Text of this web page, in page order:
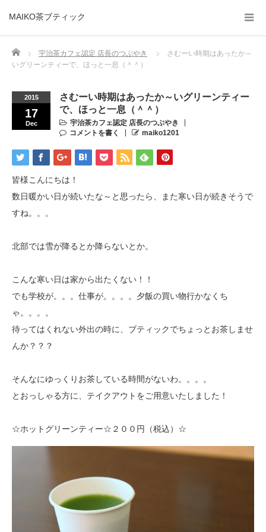
MAIKO茶ブティック
Home 宇治茶カフェ認定 店長のつぶやき
さむーい時期はあったか～
いグリーンティーで、ほっと一息（＾＾）
2015
17
Dec
さむーい時期はあったか～いグリーンティー
で、ほっと一息（＾＾）
宇治茶カフェ認定 店長のつぶやき
コメントを書く
maiko1201
皆様こんにちは！
数日暖かい日が続いたな～と思ったら、また寒い日が続きそうで
すね。。。
北部では雪が降るとか降らないとか。
こんな寒い日は家から出たくない！！
でも学校が。。。仕事が。。。。夕飯の買い物行かなくち
ゃ。。。。
待ってはくれない外出の時に、ブティックでちょっとお茶しませ
んか？？？
そんなにゆっくりお茶している時間がないわ。。。。
とおっしゃる方に、テイクアウトをご用意いたしました！
☆ホットグリーンティー☆２００円（税込）☆